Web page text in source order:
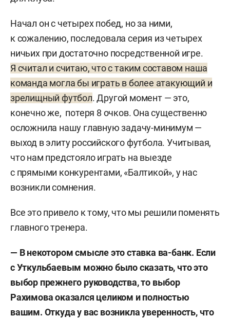
Начал он с четырех побед, но за ними,
к сожалению, последовала серия из четырех
ничьих при достаточно посредственной игре.
Я считал и считаю, что с таким составом наша
команда могла бы играть в более атакующий и
зрелищный футбол. Другой момент — это,
конечно же, потеря 8 очков. Она существенно
осложнила нашу главную задачу-минимум —
выход в элиту российского футбола. Учитывая,
что нам предстояло играть на выезде
с прямыми конкурентами, «Балтикой», у нас
возникли сомнения.
Все это привело к тому, что мы решили поменять
главного тренера.
— В некотором смысле это ставка ва-банк. Если
с Уткульбаевым можно было сказать, что это
выбор прежнего руководства, то выбор
Рахимова оказался целиком и полностью
вашим. Откуда у вас возникла уверенность, что